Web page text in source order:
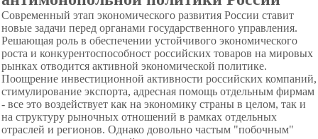
Современный этап экономического развития России ставит
новые задачи перед органами государственного управления.
Решающая роль в обеспечении устойчивого экономического
роста и конкурентоспособност российских товаров на мировых
рынках отводится активной экономической политике.
Поощрение инвестиционной активности российских компаний,
стимулирование экспорта, адресная помощь отдельным фирмам
- все это воздействует как на экономику страны в целом, так и
на структуру рыночных отношений в рамках отдельных
отраслей и регионов. Однако довольно частым "побочным"